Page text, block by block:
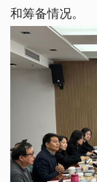
和筹备情况。